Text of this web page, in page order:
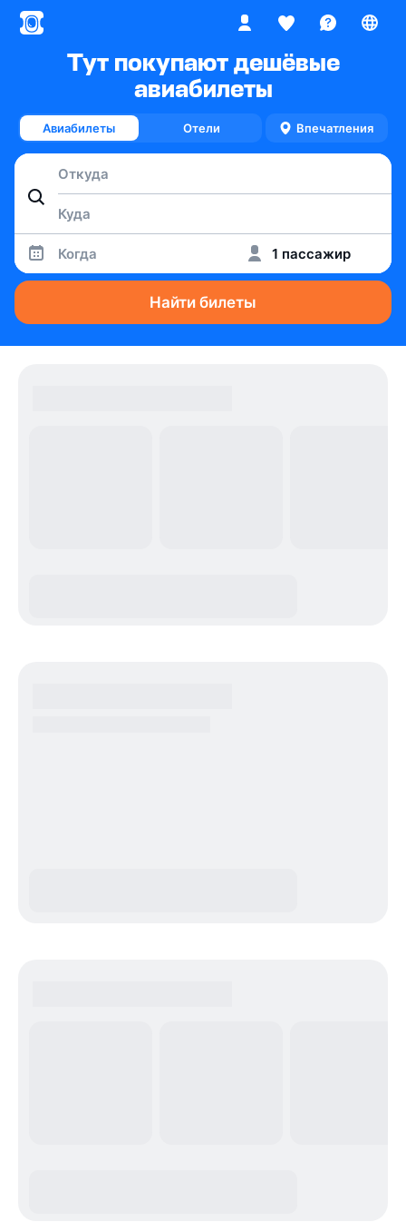
Тут покупают дешёвые
авиабилеты
Авиабилеты Отели Впечатления
Когда 1 пассажир
Найти билеты